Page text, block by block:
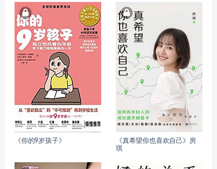
《你的9岁孩子》
《真希望你也喜欢自己》房
琪